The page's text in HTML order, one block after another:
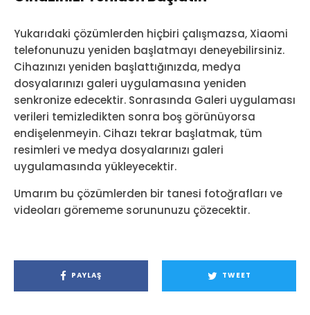
Yukarıdaki çözümlerden hiçbiri çalışmazsa, Xiaomi
telefonunuzu yeniden başlatmayı deneyebilirsiniz.
Cihazınızı yeniden başlattığınızda, medya
dosyalarınızı galeri uygulamasına yeniden
senkronize edecektir. Sonrasında Galeri uygulaması
verileri temizledikten sonra boş görünüyorsa
endişelenmeyin. Cihazı tekrar başlatmak, tüm
resimleri ve medya dosyalarınızı galeri
uygulamasında yükleyecektir.
Umarım bu çözümlerden bir tanesi fotoğrafları ve
videoları görememe sorununuzu çözecektir.
PAYLAŞ TWEET